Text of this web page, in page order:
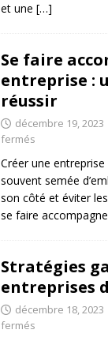
et une […]
Se faire
entreprise :
réussir
décembre 19, 2023
fermés
Créer une
souvent semée
son côté et éviter
se faire
Stratégies
entreprises
décembre 18, 2023
fermés